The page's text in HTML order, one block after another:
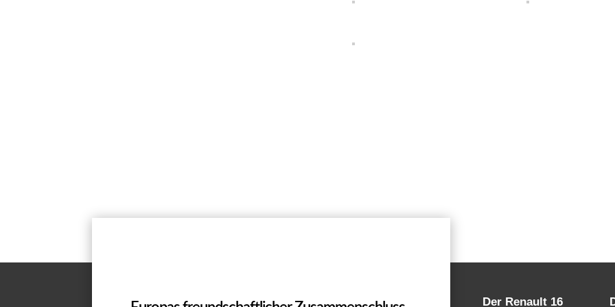
Der Renault 16